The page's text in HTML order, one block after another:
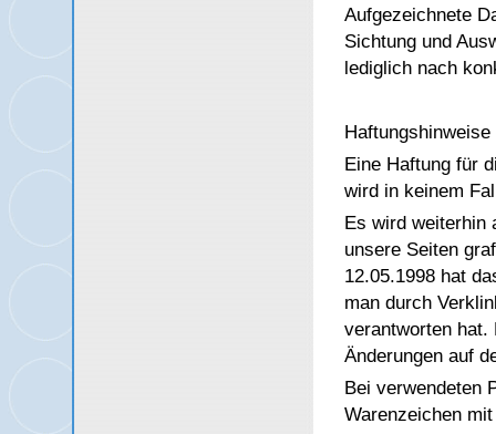
Aufgezeichnete
Sichtung und
lediglich nach
Haftungshinweise
Eine Haftung für
wird in keinem
Es wird weiterhin
unsere Seiten
12.05.1998 hat
man durch
verantworten hat.
Änderungen auf
Bei verwendeten
Warenzeichen